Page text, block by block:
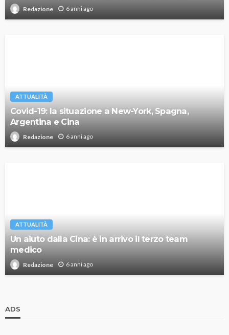
Redazione 6 anni ago
ATTUALITÀ
Covid-19: la situazione a New-York, Spagna,
Argentina e Cina
Redazione 6 anni ago
ATTUALITÀ
Un aiuto dalla Cina: è in arrivo il terzo team
medico
Redazione 6 anni ago
ADS